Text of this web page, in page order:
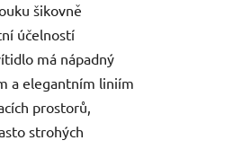
šikovně
účelností
má nápadný
a elegantním liniím
prostorů,
strohých